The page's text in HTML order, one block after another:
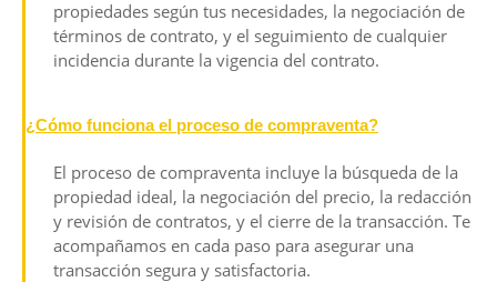
propiedades según tus necesidades, la negociación de
términos de contrato, y el seguimiento de cualquier
incidencia durante la vigencia del contrato.
¿Cómo funciona el proceso de compraventa?
El proceso de compraventa incluye la búsqueda de la
propiedad ideal, la negociación del precio, la redacción
y revisión de contratos, y el cierre de la transacción. Te
acompañamos en cada paso para asegurar una
transacción segura y satisfactoria.